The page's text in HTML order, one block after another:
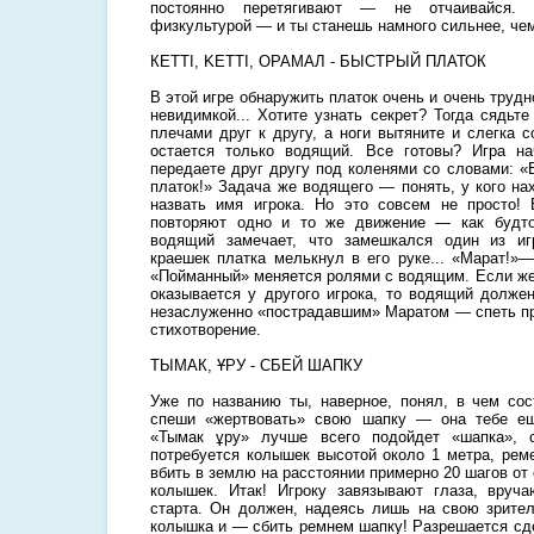
постоянно перетягивают — не отчаивайся.
физкультурой — и ты станешь намного сильнее,
КЕТТІ, KETTI, OPAMАЛ - БЫСТРЫЙ ПЛАТОК
В этой игре обнаружить платок очень и очень
невидимкой... Хотите узнать секрет? Тогда
плечами друг к другу, а ноги вытяните и слегка
остается только водящий. Все готовы? Игра
передаете друг другу под коленями со словами:
платок!» Задача же водящего — понять, у кого
назвать имя игрока. Но это совсем не
повторяют одно и то же движение — как
водящий замечает, что замешкался один из
краешек платка мелькнул в его руке...
«Пойманный» меняется ролями с водящим. Если
оказывается у другого игрока, то водящий
незаслуженно «пострадавшим» Маратом — спеть
стихотворение.
ТЫМАК, ҰРУ - СБЕЙ ШАПКУ
Уже по названию ты, наверное, понял, в чем
спеши «жертвовать» свою шапку — она тебе
«Тымак ұpy» лучше всего подойдет «шапка»,
потребуется колышек высотой около 1 метра,
вбить в землю на расстоянии примерно 20 шагов
колышек. Итак! Игроку завязывают глаза,
старта. Он должен, надеясь лишь на свою
колышка и — сбить ремнем шапку! Разрешается